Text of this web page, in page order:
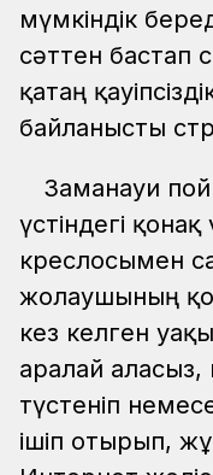
мүмкіндік
сәттен бастап
қатаң
байланысты
Заманауи
үстіндегі
креслосымен
жолаушының
кез келген
аралай
түстеніп
ішіп отырып,